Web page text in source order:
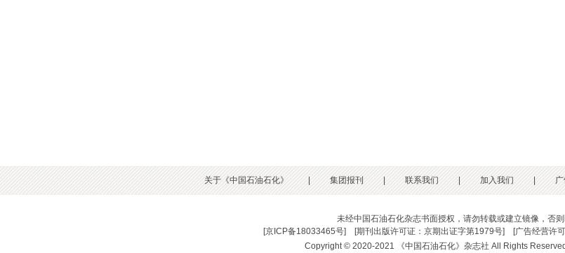
关于《中国石油石化》 集团报刊 联系我们 加入我们
未经中国石油石化杂志书面授权，请勿转载或建立镜像，否则
[京ICP备18033465号] [期刊出版许可证：京期出证字第1979号] [广告经营许
Copyright © 2020-2021 《中国石油石化》杂志社 All Rights